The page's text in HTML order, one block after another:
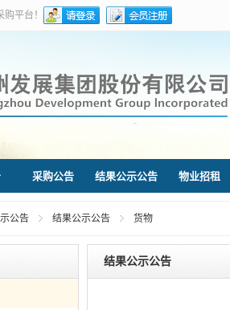
平台！
采购公告 结果公示公告 物业招租
公告 结果公示公告 货物
结果公示公告